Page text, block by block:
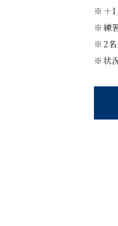
※＋
※練
※2名
※状